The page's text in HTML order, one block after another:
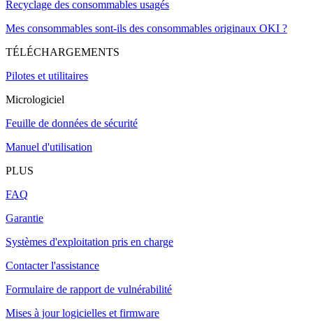
Recyclage des consommables usagés
Mes consommables sont-ils des consommables originaux OKI ?
TÉLÉCHARGEMENTS
Pilotes et utilitaires
Micrologiciel
Feuille de données de sécurité
Manuel d'utilisation
PLUS
FAQ
Garantie
Systèmes d'exploitation pris en charge
Contacter l'assistance
Formulaire de rapport de vulnérabilité
Mises à jour logicielles et firmware